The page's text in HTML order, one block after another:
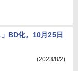
BD化。10月25日
(2023/8/2)